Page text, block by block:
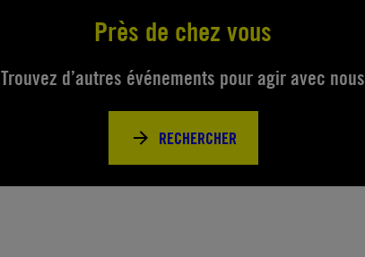
Près de chez vous
Trouvez d’autres événements pour agir avec nous
RECHERCHER